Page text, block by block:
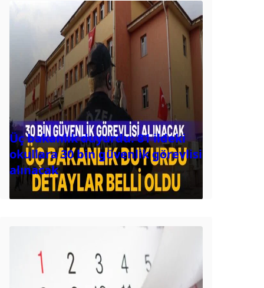
Üç bakanlık duyurdu: 81 ildeki
okullara 30 bin güvenlik görevlisi
alınacak